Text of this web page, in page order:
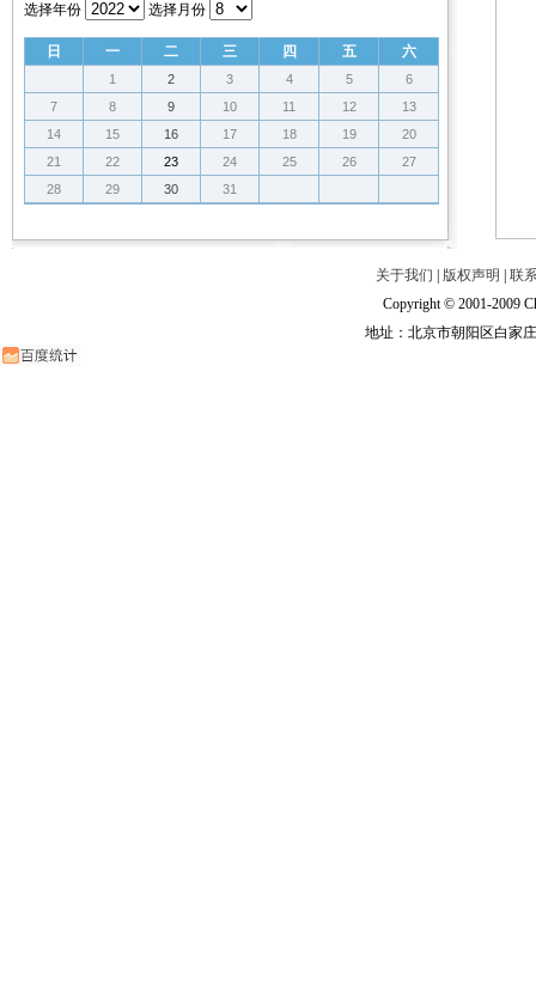
选择年份 选择月份
日 一 二 三 四 五 六
1 2 3 4 5
6
7
8 9 10 11 12
13
14
15 16 17 18 19
20
21
22 23 24 25 26
27
28
29 30 31
关于我们 版权声明
联
Copyright © 2001-2009
地址：北京市朝阳区白家